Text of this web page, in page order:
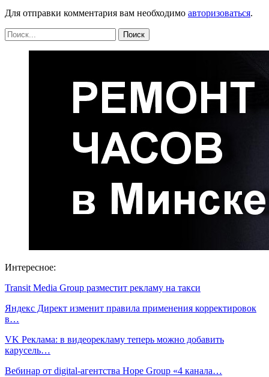
Для отправки комментария вам необходимо авторизоваться.
Интересное:
Transit Media Group разместит рекламу на такси
Яндекс Директ изменит правила применения корректировок
в…
VK Реклама: в видеорекламу теперь можно добавить
карусель…
Вебинар от digital-агентства Hope Group «4 канала…